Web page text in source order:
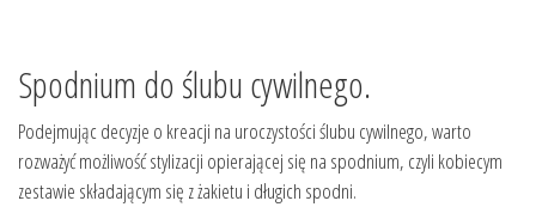
Spodnium do ślubu cywilnego.
Podejmując decyzje o kreacji na uroczystości ślubu cywilnego, warto
rozważyć możliwość stylizacji opierającej się na spodnium, czyli kobiecym
zestawie składającym się z żakietu i długich spodni.